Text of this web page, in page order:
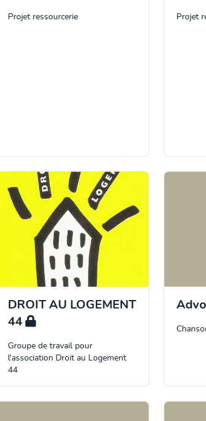
Projet ressourcerie Projet
DROIT AU LOGEMENT
44
Groupe de travail pour
l'association Droit au Logement
44